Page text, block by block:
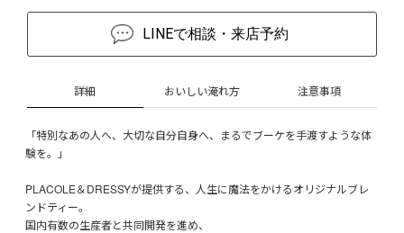
LINEで相談・来店予約
詳細 おいしい淹れ方 注意事項
「特別なあの人へ、大切な自分自身へ、まるでブーケを手渡すような体
験を。」
PLACOLE＆DRESSYが提供する、人生に魔法をかけるオリジナルブレ
ンドティー。
国内有数の生産者と共同開発を進め、